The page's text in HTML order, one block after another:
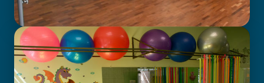
GABINETE DE FISIOTERAPIA